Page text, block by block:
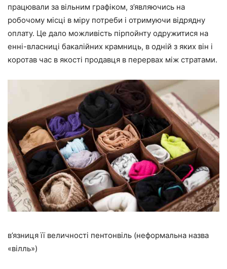
працювали за вільним графіком, з’являючись на
робочому місці в міру потреби і отримуючи відрядну
оплату. Це дало можливість пірпойнту одружитися на
енні-власниці бакалійних крамниць, в одній з яких він і
коротав час в якості продавця в перервах між стратами.
в’язниця її величності пентонвіль (неформальна назва
«вілль»)